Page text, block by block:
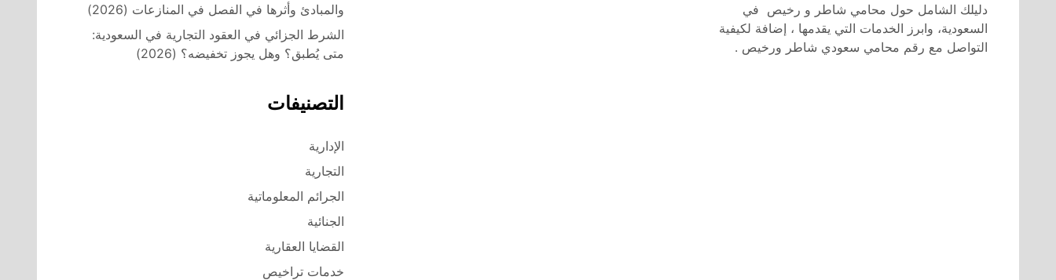
دليلك الشامل حول محامي شاطر و رخيص في
السعودية، وابرز الخدمات التي يقدمها ، إضافة لكيفية
التواصل مع رقم محامي سعودي شاطر ورخيص .
والمبادئ وأثرها في الفصل في المنازعات (2026)
الشرط الجزائي في العقود التجارية في السعودية:
متى يُطبق؟ وهل يجوز تخفيضه؟ (2026)
التصنيفات
الإدارية
التجارية
الجرائم المعلوماتية
الجنائية
القضايا العقارية
خدمات تراخيص